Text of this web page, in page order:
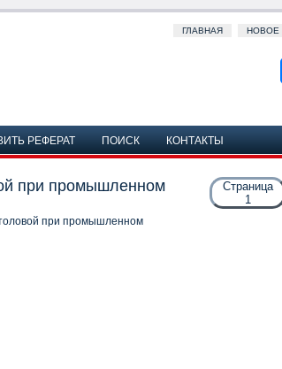
ГЛАВНАЯ НОВОЕ
РЕФЕРАТ ПОИСК КОНТАКТЫ
Страница
1
при промышленном
при промышленном